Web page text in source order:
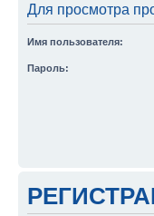
Для просмотра
Имя пользователя:
Пароль: